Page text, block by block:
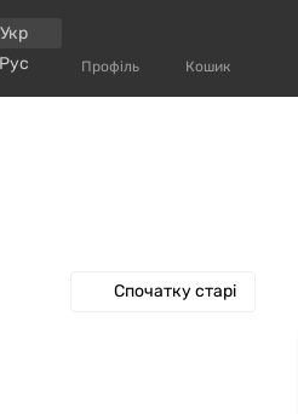
Укр
Рус
Профіль Кошик
Спочатку старі